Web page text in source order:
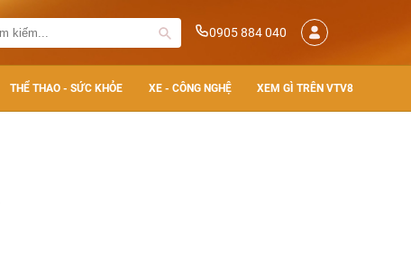
0905 884 040
THỂ THAO - SỨC KHỎE XE - CÔNG NGHỆ XEM GÌ TRÊN VTV8